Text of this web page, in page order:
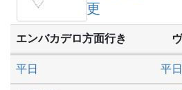
更
エンバカデロ方面行き
平日 平日